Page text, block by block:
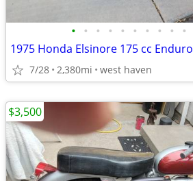
• • • • • • • • • •
1975 Honda Elsinore 175 cc Enduro
7/28 2,380mi west haven
$3,500